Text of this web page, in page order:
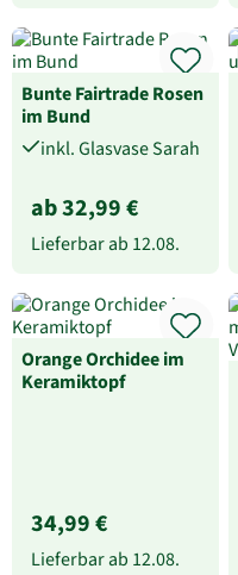
Bunte Fairtrade Rosen
im Bund
inkl. Glasvase Sarah
ab 32,99 €
Lieferbar ab 12.08.
Orange Orchidee im
Keramiktopf
34,99 €
Lieferbar ab 12.08.